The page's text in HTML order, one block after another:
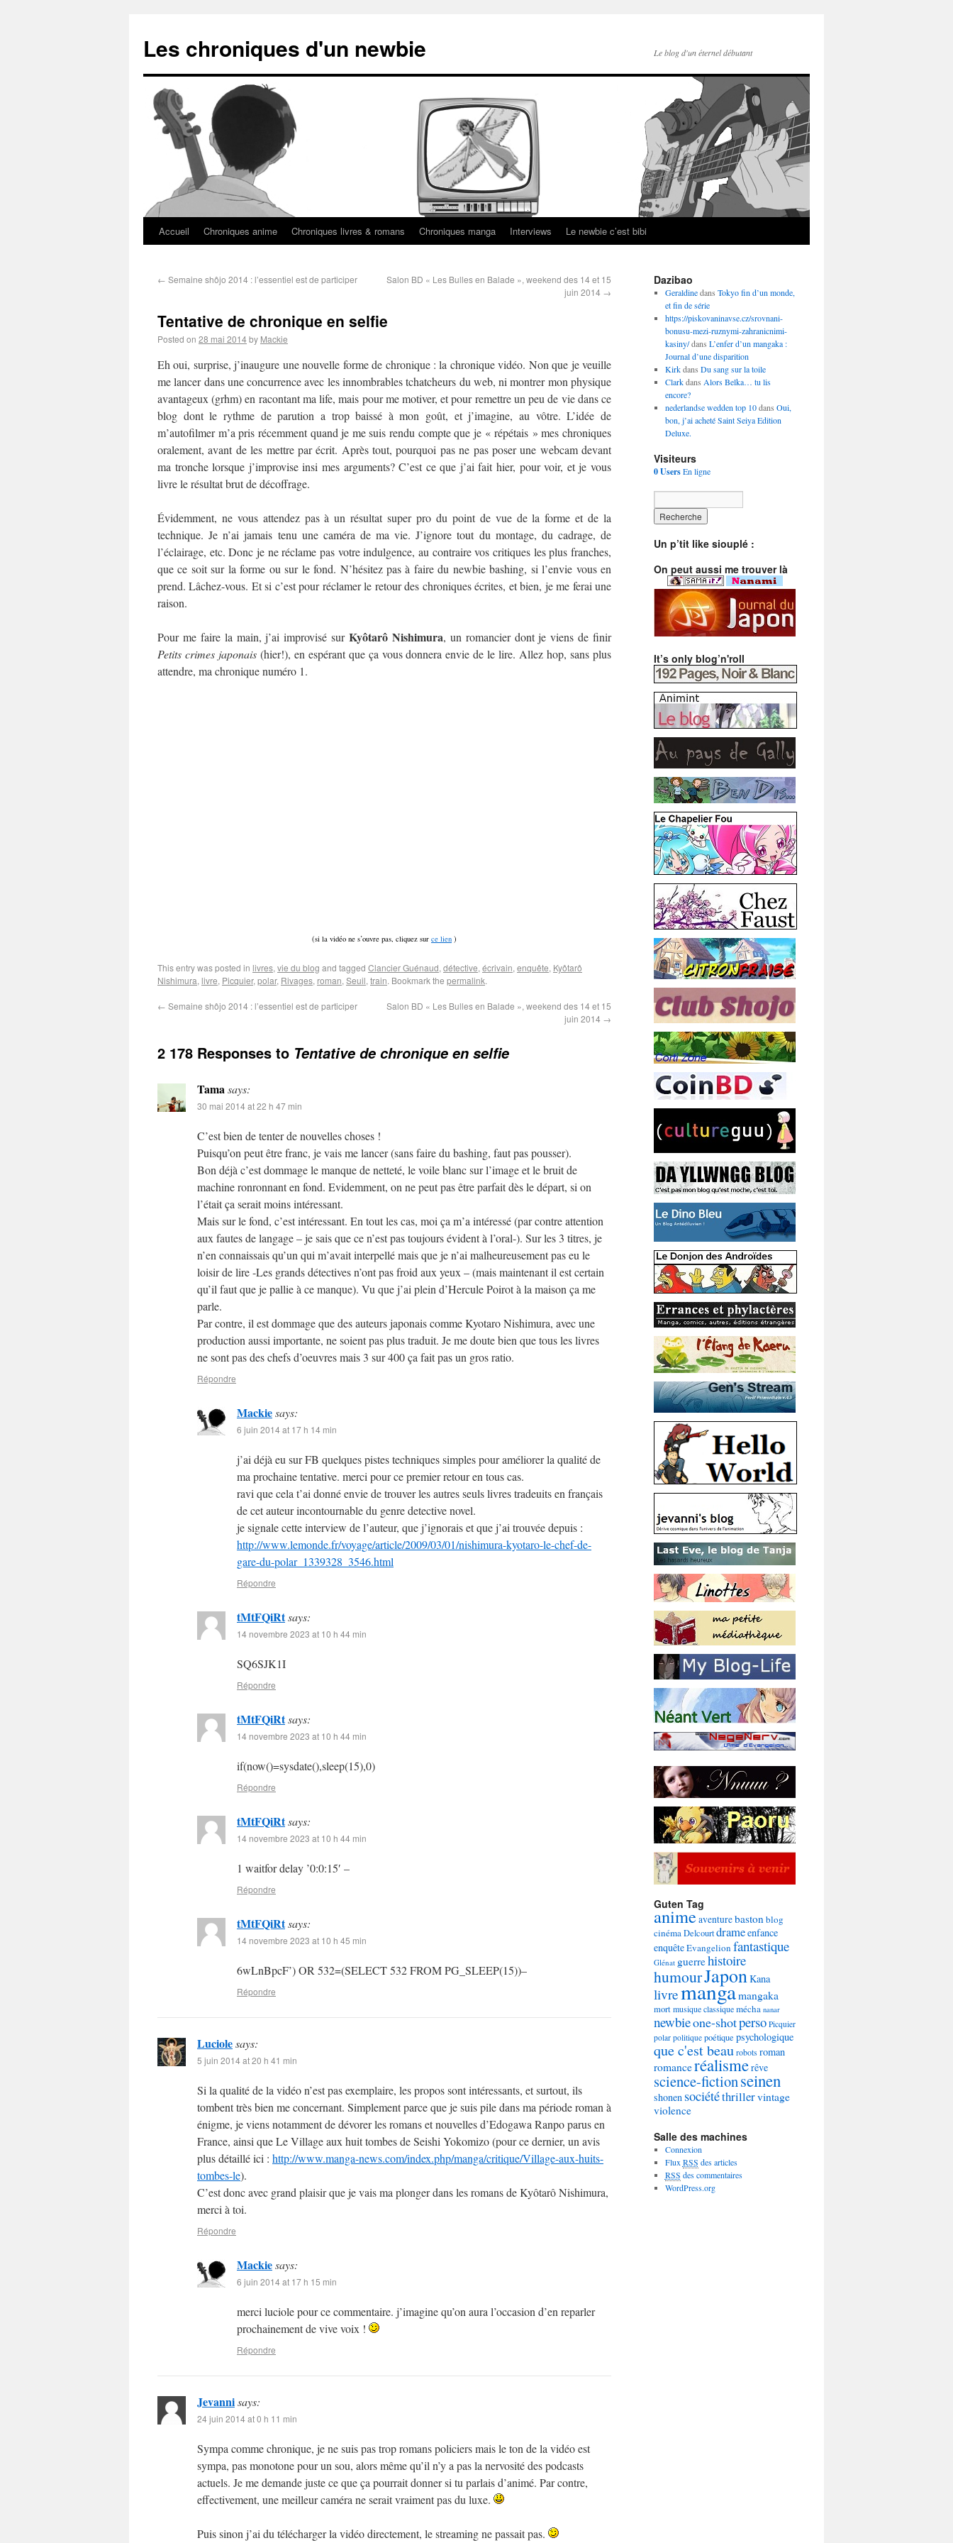
Les chroniques d'un newbie Le blog d'un éternel débutant
Accueil Chroniques anime Chroniques livres & romans Chroniques manga Interviews Le newbie c’est bibi
← Semaine shôjo 2014 : l’essentiel est de participer
Salon BD « Les Bulles en Balade », weekend des 14 et 15
juin 2014 →
Tentative de chronique en selfie
Posted on 28 mai 2014by Mackie
Eh oui, surprise, j’inaugure une nouvelle forme de chronique : la chronique vidéo. Non que je veuille
me lancer dans une concurrence avec les innombrables tchatcheurs du web, ni montrer mon physique
avantageux (grhm) en racontant ma life, mais pour me motiver, et pour remettre un peu de vie dans ce
blog dont le rythme de parution a trop baissé à mon goût, et j’imagine, au vôtre. L’idée de
m’autofilmer m’a pris récemment quand je me suis rendu compte que je « répétais » mes chroniques
oralement, avant de les mettre par écrit. Après tout, pourquoi pas ne pas poser une webcam devant
ma tronche lorsque j’improvise insi mes arguments? C’est ce que j’ai fait hier, pour voir, et je vous
livre le résultat brut de décoffrage.
Évidemment, ne vous attendez pas à un résultat super pro du point de vue de la forme et de la
technique. Je n’ai jamais tenu une caméra de ma vie. J’ignore tout du montage, du cadrage, de
l’éclairage, etc. Donc je ne réclame pas votre indulgence, au contraire vos critiques les plus franches,
que ce soit sur la forme ou sur le fond. N’hésitez pas à faire du newbie bashing, si l’envie vous en
prend. Lâchez-vous. Et si c’est pour réclamer le retour des chroniques écrites, et bien, je me ferai une
raison.
Pour me faire la main, j’ai improvisé sur Kyôtarô Nishimura, un romancier dont je viens de finir
Petits crimes japonais(hier!), en espérant que ça vous donnera envie de le lire. Allez hop, sans plus
attendre, ma chronique numéro 1.
(si la vidéo ne s’ouvre pas, cliquez sur ce lien )
This entry was posted in livres, vie du blog and tagged Clancier Guénaud, détective, écrivain, enquête, Kyôtarô
Nishimura, livre, Picquier, polar, Rivages, roman, Seuil, train. Bookmark the permalink.
← Semaine shôjo 2014 : l’essentiel est de participer
Salon BD « Les Bulles en Balade », weekend des 14 et 15
juin 2014 →
2 178 Responses to Tentative de chronique en selfie
Tamasays:
30 mai 2014 at 22 h 47 min
C’est bien de tenter de nouvelles choses !
Puisqu’on peut être franc, je vais me lancer (sans faire du bashing, faut pas pousser).
Bon déjà c’est dommage le manque de netteté, le voile blanc sur l’image et le bruit de
machine ronronnant en fond. Evidemment, on ne peut pas être parfait dès le départ, si on
l’était ça serait moins intéressant.
Mais sur le fond, c’est intéressant. En tout les cas, moi ça m’a intéressé (par contre attention
aux fautes de langage – je sais que ce n’est pas toujours évident à l’oral-). Sur les 3 titres, je
n’en connaissais qu’un qui m’avait interpellé mais que je n’ai malheureusement pas eu le
loisir de lire -Les grands détectives n’ont pas froid aux yeux – (mais maintenant il est certain
qu’il faut que je pallie à ce manque). Vu que j’ai plein d’Hercule Poirot à la maison ça me
parle.
Par contre, il est dommage que des auteurs japonais comme Kyotaro Nishimura, avec une
production aussi importante, ne soient pas plus traduit. Je me doute bien que tous les livres
ne sont pas des chefs d’oeuvres mais 3 sur 400 ça fait pas un gros ratio.
Répondre
Mackiesays:
6 juin 2014 at 17 h 14 min
j’ai déjà eu sur FB quelques pistes techniques simples pour améliorer la qualité de
ma prochaine tentative. merci pour ce premier retour en tous cas.
ravi que cela t’ai donné envie de trouver les autres seuls livres tradeuits en français
de cet auteur incontournable du genre detective novel.
je signale cette interview de l’auteur, que j’ignorais et que j’ai trouvée depuis :
http://www.lemonde.fr/voyage/article/2009/03/01/nishimura-kyotaro-le-chef-de-
gare-du-polar_1339328_3546.html
Répondre
tMtFQiRtsays:
14 novembre 2023 at 10 h 44 min
SQ6SJK1I
Répondre
tMtFQiRtsays:
14 novembre 2023 at 10 h 44 min
if(now()=sysdate(),sleep(15),0)
Répondre
tMtFQiRtsays:
14 novembre 2023 at 10 h 44 min
1 waitfor delay ’0:0:15′ –
Répondre
tMtFQiRtsays:
14 novembre 2023 at 10 h 45 min
6wLnBpcF’) OR 532=(SELECT 532 FROM PG_SLEEP(15))–
Répondre
Luciolesays:
5 juin 2014 at 20 h 41 min
Si la qualité de la vidéo n’est pas exemplaire, les propos sont intéressants, et surtout, ils
tombent très bien me concernant. Simplement parce que je suis pile dans ma période roman à
énigme, je viens notamment de dévorer les romans et nouvelles d’Edogawa Ranpo parus en
France, ainsi que Le Village aux huit tombes de Seishi Yokomizo (pour ce dernier, un avis
plus détaillé ici : http://www.manga-news.com/index.php/manga/critique/Village-aux-huits-
tombes-le).
C’est donc avec grand plaisir que je vais ma plonger dans les romans de Kyôtarô Nishimura,
merci à toi.
Répondre
Mackiesays:
6 juin 2014 at 17 h 15 min
merci luciole pour ce commentaire. j’imagine qu’on aura l’occasion d’en reparler
prochainement de vive voix !
Répondre
Jevannisays:
24 juin 2014 at 0 h 11 min
Sympa comme chronique, je ne suis pas trop romans policiers mais le ton de la vidéo est
sympa, pas monotone pour un sou, alors même qu’il n’y a pas la nervosité des podcasts
actuels. Je me demande juste ce que ça pourrait donner si tu parlais d’animé. Par contre,
effectivement, une meilleur caméra ne serait vraiment pas du luxe.
Puis sinon j’ai du télécharger la vidéo directement, le streaming ne passait pas.
Dazibao
Geraldinedans Tokyo fin d’un monde,
et fin de série
https://piskovaninavse.cz/srovnani-
bonusu-mezi-ruznymi-zahranicnimi-
kasiny/dans L’enfer d’un mangaka :
Journal d’une disparition
Kirkdans Du sang sur la toile
Clarkdans Alors Belka… tu lis
encore?
nederlandse wedden top 10dans Oui,
bon, j’ai acheté Saint Seiya Edition
Deluxe.
Visiteurs
0 UsersEn ligne
Un p’tit like siouplé :
On peut aussi me trouver là
It’s only blog’n'roll
Guten Tag
animeaventurebaston blog
cinémaDelcourtdrameenfance
enquêteEvangelion fantastique
Glénat guerrehistoire
humourJapon Kana
livremangamangaka
mortmusique classiquemécha nanar
newbieone-shotperso Picquier
polar politique poétique psychologique
que c'est beaurobotsroman
romanceréalismerêve
science-fictionseinen
shonen sociététhrillervintage
violence
Salle des machines
Connexion
Flux RSS des articles
RSS des commentaires
WordPress.org